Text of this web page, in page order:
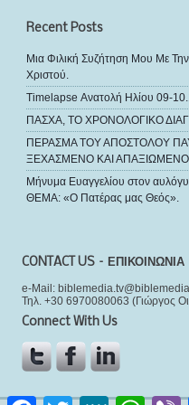
Recent Posts
Μια Φιλική Συζήτηση Μου Με Την
Χριστού.
Timelapse Ανατολή Ηλίου 09-
ΠΑΣΧΑ, ΤΟ ΧΡΟΝΟΛΟΓΙΚΟ
ΠΕΡΑΣΜΑ ΤΟΥ ΑΠΟΣΤΟΛΟΥ
ΞΕΧΑΣΜΕΝΟ ΚΑΙ
Μήνυμα Ευαγγελίου στον
ΘΕΜΑ: «Ο Πατέρας μας Θεός».
CONTACT US – ΕΠΙΚΟΙΝΩΝΙΑ
e-Mail:
Τηλ. +30 6970080063 (Γιώργος
Connect With Us